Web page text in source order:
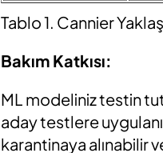
Tablo 1. Cannier
Bakım Katkısı:
ML modeliniz testin
aday testlere
karantinaya alınabilir